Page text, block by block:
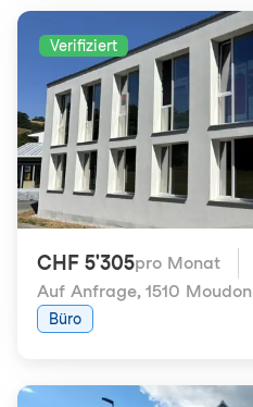
Verifiziert
CHF 5'305pro Monat
Auf Anfrage, 1510 Moudon
Büro